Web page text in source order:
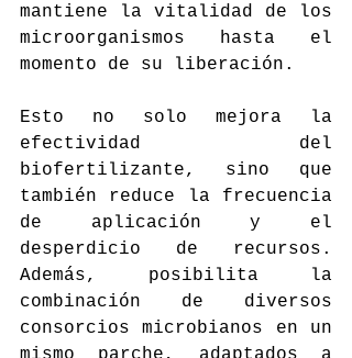
mantiene la vitalidad de los
microorganismos hasta el
momento de su liberación.
Esto no solo mejora la
efectividad del
biofertilizante, sino que
también reduce la frecuencia
de aplicación y el
desperdicio de recursos.
Además, posibilita la
combinación de diversos
consorcios microbianos en un